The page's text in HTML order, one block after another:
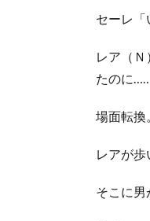
セーレ「
レア（
たのに……
場面転換
レアが歩
そこに男